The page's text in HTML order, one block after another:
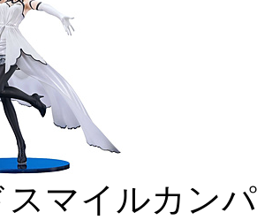
スマイルカン